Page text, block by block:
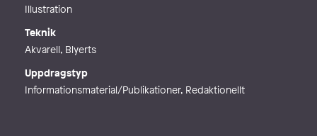
Illustration
Teknik
Akvarell, Blyerts
Uppdragstyp
Informationsmaterial/Publikationer, Redaktionellt